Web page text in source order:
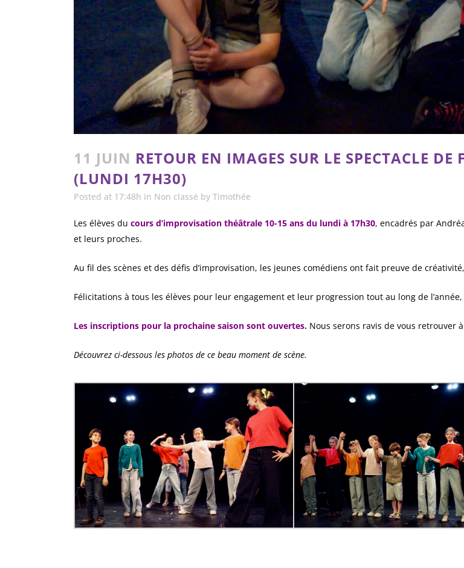
11 JUIN RETOUR EN IMAGES SUR LE SPECTACLE DE
(LUNDI 17H30)
Posted at 17:48h in Non classé by Timothée
Les élèves du cours d’improvisation théâtrale 10-15 ans du lundi à 17h30, encadrés par
et leurs proches.
Au fil des scènes et des défis d’improvisation, les jeunes comédiens ont fait preuve de
Félicitations à tous les élèves pour leur engagement et leur progression tout au long de
Les inscriptions pour la prochaine saison sont ouvertes. Nous serons ravis de vous retrouver
Découvrez ci-dessous les photos de ce beau moment de scène.